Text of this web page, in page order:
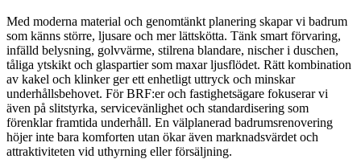
Med moderna material och genomtänkt planering skapar vi badrum
som känns större, ljusare och mer lättskötta. Tänk smart förvaring,
infälld belysning, golvvärme, stilrena blandare, nischer i duschen,
tåliga ytskikt och glaspartier som maxar ljusflödet. Rätt kombination
av kakel och klinker ger ett enhetligt uttryck och minskar
underhållsbehovet. För BRF:er och fastighetsägare fokuserar vi
även på slitstyrka, servicevänlighet och standardisering som
förenklar framtida underhåll. En välplanerad badrumsrenovering
höjer inte bara komforten utan ökar även marknadsvärdet och
attraktiviteten vid uthyrning eller försäljning.